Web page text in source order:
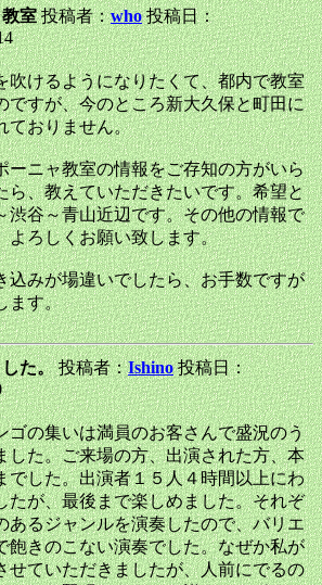
室投稿者：who 投稿日：
吹けるようになりたくて、都内で教室
ですが、今のところ新大久保と町田に
ておりません。
ーニャ教室の情報をご存知の方がいら
ら、教えていただきたいです。希望と
渋谷～青山近辺です。その他の情報で
よろしくお願い致します。
込みが場違いでしたら、お手数ですが
ます。
た。投稿者：Ishino 投稿日：
ゴの集いは満員のお客さんで盛況のう
した。ご来場の方、出演された方、本
でした。出演者１５人４時間以上にわ
たが、最後まで楽しめました。それぞ
あるジャンルを演奏したので、バリエ
飽きのこない演奏でした。なぜか私が
せていただきましたが、人前にでるの